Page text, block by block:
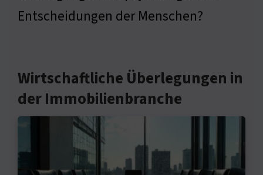
Entscheidungen der Menschen?
Wirtschaftliche Überlegungen in
der Immobilienbranche